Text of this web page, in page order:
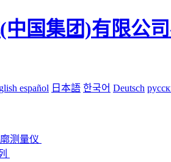
中国集团)有限公
español 日本語 한국어 Deutsch
测量仪